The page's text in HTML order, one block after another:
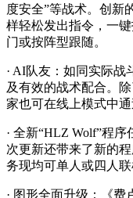
度安全”等战术。创新
样轻松发出指令，一
门或按阵型跟随。
· AI队友：如同实际战
及有效的战术配合。
家也可在线上模式中
· 全新“HLZ Wolf”程
次更新还带来了新的
务现均可单人或四人
· 图形全面升级：《费